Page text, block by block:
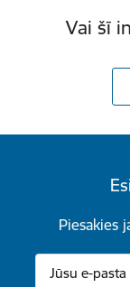
Vai šī
Piesakies